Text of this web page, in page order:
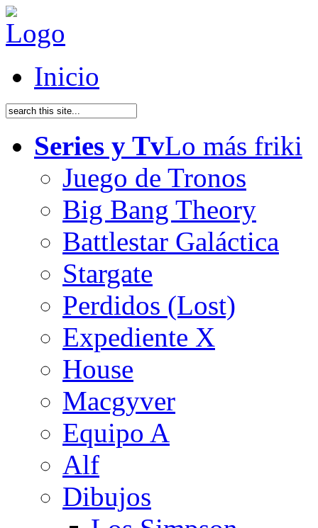
Inicio
Series y TvLo más friki
Juego de Tronos
Big Bang Theory
Battlestar Galáctica
Stargate
Perdidos (Lost)
Expediente X
House
Macgyver
Equipo A
Alf
Dibujos